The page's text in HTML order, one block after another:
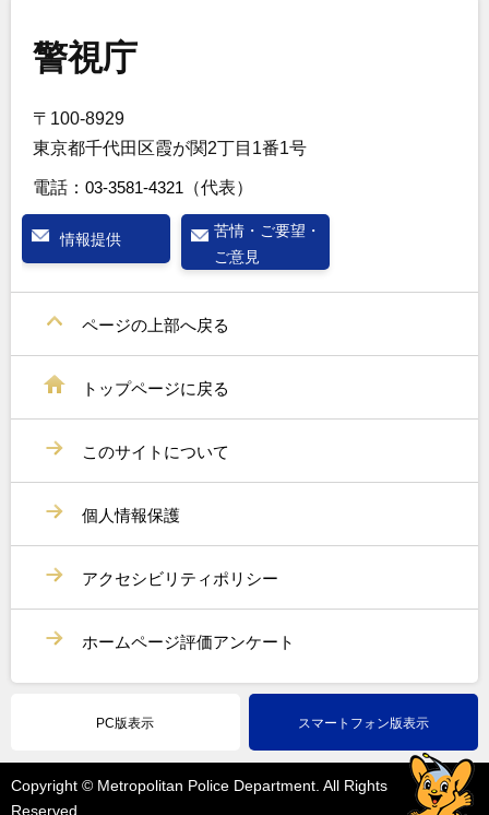
警視庁
〒100-8929
東京都千代田区霞が関2丁目1番1号
電話： 03-3581-4321 （代表）
情報提供
苦情・ご要望・
ご意見
ページの上部へ戻る
トップページに戻る
このサイトについて
個人情報保護
アクセシビリティポリシー
ホームページ評価アンケート
PC版表示 スマートフォン版表示
Copyright © Metropolitan Police Department. All Rights
Reserved.